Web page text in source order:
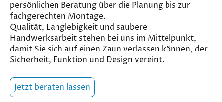
persönlichen Beratung über die Planung bis zur
fachgerechten Montage.
Qualität, Langlebigkeit und saubere
Handwerksarbeit stehen bei uns im Mittelpunkt,
damit Sie sich auf einen Zaun verlassen können, der
Sicherheit, Funktion und Design vereint.
Jetzt beraten lassen